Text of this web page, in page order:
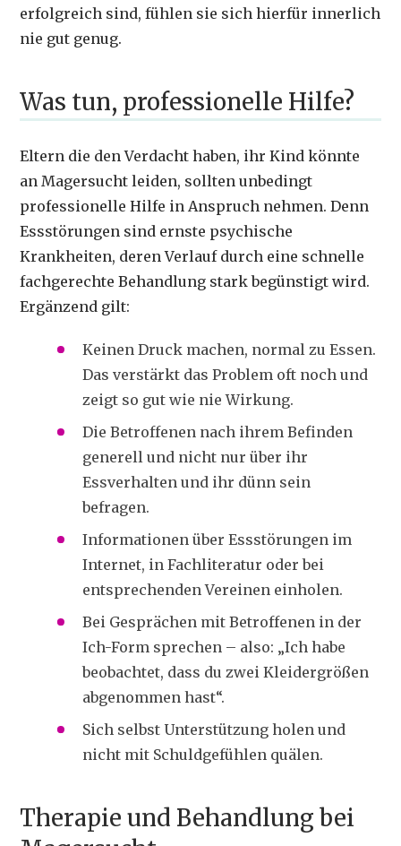
erfolgreich sind, fühlen sie sich hierfür innerlich
nie gut genug.
Was tun, professionelle Hilfe?
Eltern die den Verdacht haben, ihr Kind könnte
an Magersucht leiden, sollten unbedingt
professionelle Hilfe in Anspruch nehmen. Denn
Essstörungen sind ernste psychische
Krankheiten, deren Verlauf durch eine schnelle
fachgerechte Behandlung stark begünstigt wird.
Ergänzend gilt:
Keinen Druck machen, normal zu Essen.
Das verstärkt das Problem oft noch und
zeigt so gut wie nie Wirkung.
Die Betroffenen nach ihrem Befinden
generell und nicht nur über ihr
Essverhalten und ihr dünn sein
befragen.
Informationen über Essstörungen im
Internet, in Fachliteratur oder bei
entsprechenden Vereinen einholen.
Bei Gesprächen mit Betroffenen in der
Ich-Form sprechen – also: „Ich habe
beobachtet, dass du zwei Kleidergrößen
abgenommen hast“.
Sich selbst Unterstützung holen und
nicht mit Schuldgefühlen quälen.
Therapie und Behandlung bei